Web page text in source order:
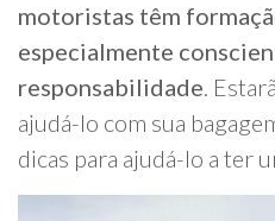
motoristas têm
especialmente
responsabilidade.
ajudá-lo com sua
dicas para ajudá-lo a ter